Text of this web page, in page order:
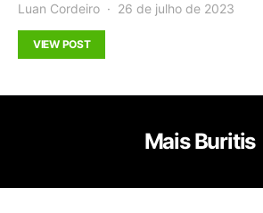
Luan Cordeiro 26 de julho de 2023
VIEW POST
Mais Buritis